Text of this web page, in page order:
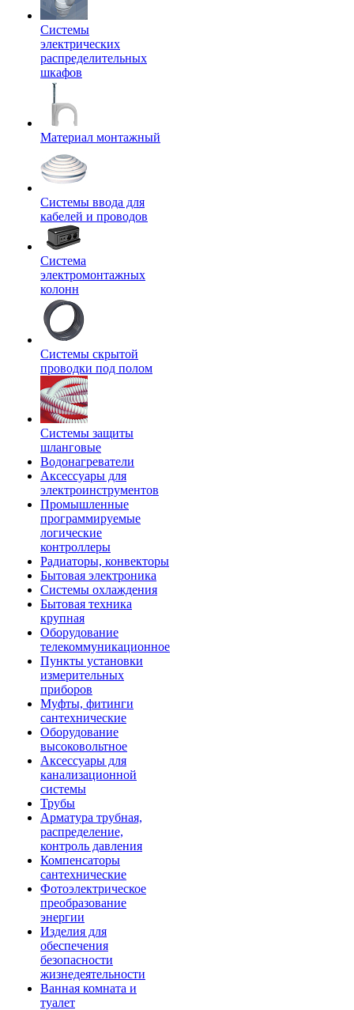
Системы
электрических
распределительных
шкафов
Материал монтажный
Системы ввода для
кабелей и проводов
Система
электромонтажных
колонн
Системы скрытой
проводки под полом
Системы защиты
шланговые
Водонагреватели
Аксессуары для
электроинструментов
Промышленные
программируемые
логические
контроллеры
Радиаторы, конвекторы
Бытовая электроника
Системы охлаждения
Бытовая техника
крупная
Оборудование
телекоммуникационное
Пункты установки
измерительных
приборов
Муфты, фитинги
сантехнические
Оборудование
высоковольтное
Аксессуары для
канализационной
системы
Трубы
Арматура трубная,
распределение,
контроль давления
Компенсаторы
сантехнические
Фотоэлектрическое
преобразование
энергии
Изделия для
обеспечения
безопасности
жизнедеятельности
Ванная комната и
туалет